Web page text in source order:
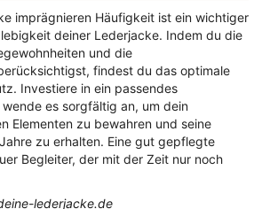
imprägnieren Häufigkeit ist ein wichtiger
deiner Lederjacke. Indem du die
und die
findest du das optimale
Investiere in ein passendes
es sorgfältig an, um dein
Elementen zu bewahren und seine
zu erhalten. Eine gut gepflegte
Begleiter, der mit der Zeit nur noch
lederjacke.de